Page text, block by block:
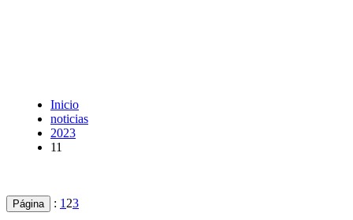
Inicio
noticias
2023
11
Página : 1 23